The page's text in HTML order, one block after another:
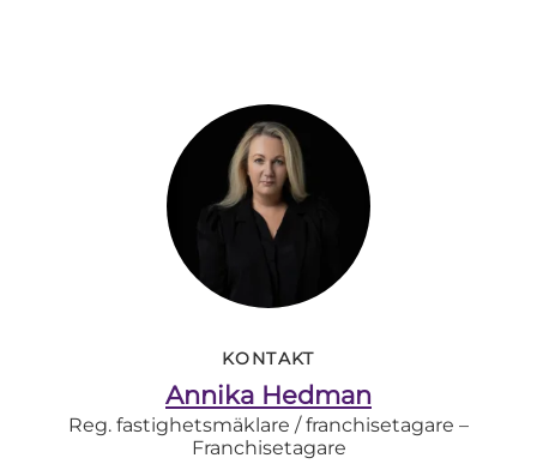
KONTAKT
Annika Hedman
Reg. fastighetsmäklare / franchisetagare –
Franchisetagare